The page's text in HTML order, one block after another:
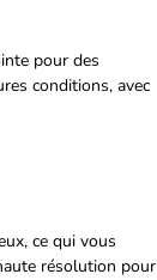
pour des
conditions, avec
ce qui vous
résolution pour